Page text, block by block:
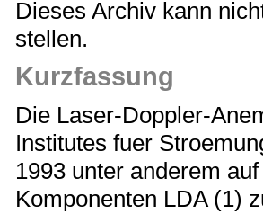
Dieses Archiv kann
stellen.
Kurzfassung
Die Laser-Doppler-
Institutes fuer
1993 unter anderem
Komponenten LDA (1)